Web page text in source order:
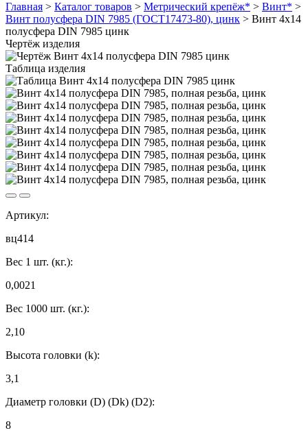
Главная > Каталог товаров > Метрический крепёж* > Винт* >
Винт полусфера DIN 7985 (ГОСТ17473-80), цинк > Винт 4х14
полусфера DIN 7985 цинк
Чертёж изделия
Таблица изделия
Артикул:
вц414
Вес 1 шт. (кг.):
0,0021
Вес 1000 шт. (кг.):
2,10
Высота головки (k):
3,1
Диаметр головки (D) (Dk) (D2):
8